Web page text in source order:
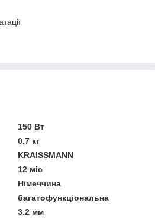
150 Вт
0.7 кг
KRAISSMANN
12 міс
Німеччина
багатофункціональна
3.2 мм